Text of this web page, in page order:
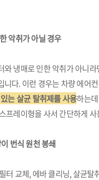
악취가 아닐 경우
와 냉매로 인한 악취가 아니
니다. 이런 경우는 차량 에어
는 살균 탈취제를 사용하는
프레이형을 사서 간단하게
번식 원천 봉쇄
터 교체, 에바 클리닝, 살균